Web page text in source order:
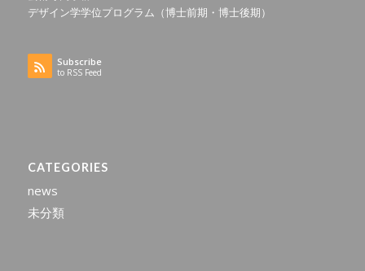
デザイン学学位プログラム（博士前期・博士後期）
Subscribe
to RSS Feed
CATEGORIES
news
未分類